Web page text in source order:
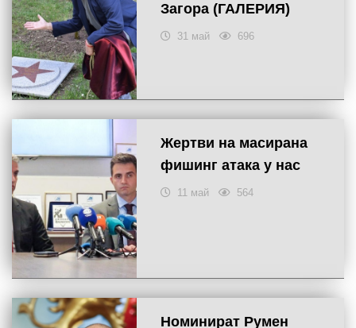
Загора (ГАЛЕРИЯ)
31 май 696
Жертви на масирана
фишинг атака у нас
11 май 564
Номинират Румен